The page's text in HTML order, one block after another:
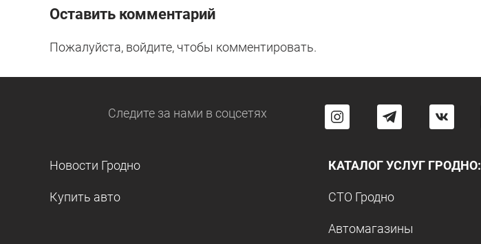
Оставить комментарий
Пожалуйста, войдите, чтобы комментировать.
Следите за нами в соцсетях
Новости Гродно
Купить авто
КАТАЛОГ УСЛУГ ГРОДНО:
СТО Гродно
Автомагазины